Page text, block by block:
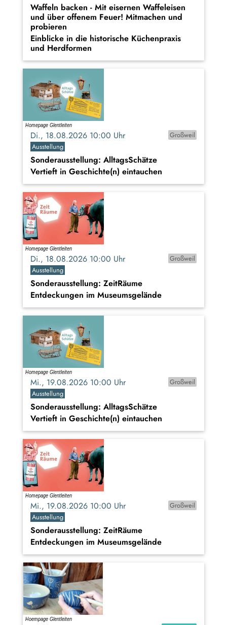
Waffeln backen - Mit eisernen Waffeleisen
und über offenem Feuer! Mitmachen und
probieren
Einblicke in die historische Küchenpraxis
und Herdformen
Di., 18.08.2026 10:00 Uhr
Großweil
Ausstellung
Sonderausstellung: AlltagsSchätze
Vertieft in Geschichte(n) eintauchen
Di., 18.08.2026 10:00 Uhr
Großweil
Ausstellung
Sonderausstellung: ZeitRäume
Entdeckungen im Museumsgelände
Mi., 19.08.2026 10:00 Uhr
Großweil
Ausstellung
Sonderausstellung: AlltagsSchätze
Vertieft in Geschichte(n) eintauchen
Mi., 19.08.2026 10:00 Uhr
Großweil
Ausstellung
Sonderausstellung: ZeitRäume
Entdeckungen im Museumsgelände